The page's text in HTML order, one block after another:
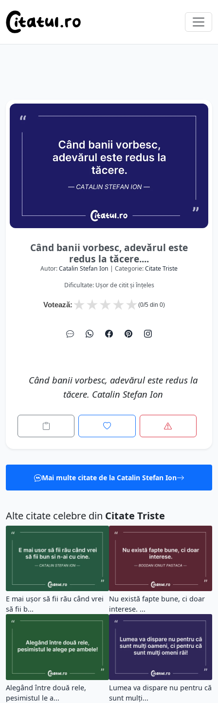
Când banii vorbesc, adevărul este
redus la tăcere....
Autor:Catalin Stefan Ion | Categorie:Citate Triste
Dificultate: Ușor de citit și înțeles
Votează: ★
★
★
★
★ (0/5 din 0)
Când banii vorbesc, adevărul este redus la
tăcere. Catalin Stefan Ion
Mai multe citate de la Catalin Stefan Ion
Alte citate celebre din Citate Triste
E mai ușor să fii rău când vrei
să fii b...
Nu există fapte bune, ci doar
interese. ...
Alegând între două rele,
pesimistul le a...
Lumea va dispare nu pentru că
sunt mulţi...